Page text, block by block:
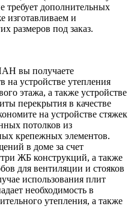
требует дополнительных
изготавливаем и
размеров под заказ.
вы получаете
на устройстве утепления
этажа, а также устройстве
перекрытия в качестве
на устройстве стяжек
потолков из
крепежных элементов.
в доме за счет
ЖБ конструкций, а также
для вентиляции и стояков
использования плит
необходимость в
утепления, а также